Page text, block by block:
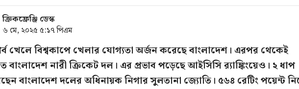
ক্রিকফ্রেঞ্জি ডেস্ক
৬ মে, ২০২৫ ৫:১৭ পিএম
খেলে বিশ্বকাপে খেলার যোগ্যতা অর্জন করেছে বাংলাদেশ। এরপর থেকেই
বাংলাদেশ নারী ক্রিকেট দল। এর প্রভাব পড়েছে আইসিসি র‍্যাঙ্কিংয়েও। ২ ধাপ
বাংলাদেশ দলের অধিনায়ক নিগার সুলতানা জ্যোতি। ৫৬৪ রেটিং পয়েন্ট